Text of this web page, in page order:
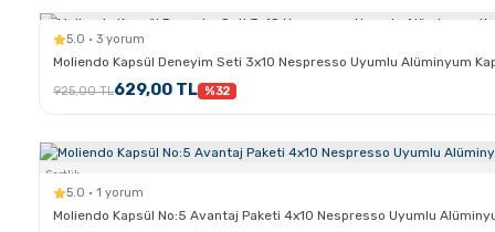
5.0 · 3 yorum
Moliendo Kapsül Deneyim Seti 3x10 Nespresso Uyumlu Alüminyum
925,00 TL629,00 TL %32
Sertlik:
5.0 · 1 yorum
Moliendo Kapsül No:5 Avantaj Paketi 4x10 Nespresso Uyumlu